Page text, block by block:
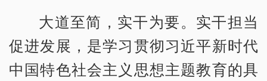
大道至简，实干为要。实干担当
促进发展，是学习贯彻习近平新时代
中国特色社会主义思想主题教育的具